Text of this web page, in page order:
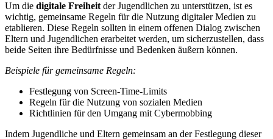
Um die digitale Freiheit der Jugendlichen zu unterstützen, ist es
wichtig, gemeinsame Regeln für die Nutzung digitaler Medien zu
etablieren. Diese Regeln sollten in einem offenen Dialog zwischen
Eltern und Jugendlichen erarbeitet werden, um sicherzustellen, dass
beide Seiten ihre Bedürfnisse und Bedenken äußern können.
Beispiele für gemeinsame Regeln:
Festlegung von Screen-Time-Limits
Regeln für die Nutzung von sozialen Medien
Richtlinien für den Umgang mit Cybermobbing
Indem Jugendliche und Eltern gemeinsam an der Festlegung dieser